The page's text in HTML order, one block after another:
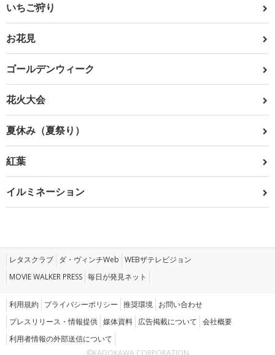
いちご狩り
お花見
ゴールデンウィーク
花火大会
夏休み（夏祭り）
紅葉
イルミネーション
レタスクラブ ダ・ヴィンチWeb WEBザテレビジョン
MOVIE WALKER PRESS 毎日が発見ネット
利用規約 プライバシーポリシー 推奨環境 お問い合わせ
プレスリリース・情報提供 媒体資料 広告掲載について 会社概要
利用者情報の外部送信について
©KADOKAWA CORPORATION